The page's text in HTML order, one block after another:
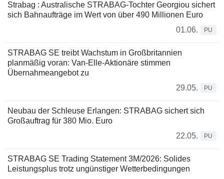
Strabag : Australische STRABAG-Tochter Georgiou sichert
sich Bahnaufträge im Wert von über 490 Millionen Euro
01.06.
PU
STRABAG SE treibt Wachstum in Großbritannien
planmäßig voran: Van-Elle-Aktionäre stimmen
Übernahmeangebot zu
29.05.
PU
Neubau der Schleuse Erlangen: STRABAG sichert sich
Großauftrag für 380 Mio. Euro
22.05.
PU
STRABAG SE Trading Statement 3M/2026: Solides
Leistungsplus trotz ungünstiger Wetterbedingungen